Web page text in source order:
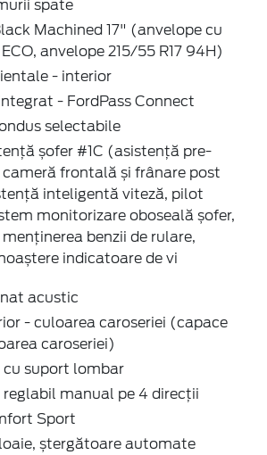
spate
Machined 17" (anvelope cu
anvelope 215/55 R17 94H)
- interior
- FordPass Connect
selectabile
șofer #1C (asistență pre-
frontală și frânare post
inteligentă viteză, pilot
monitorizare oboseală șofer,
benzii de rulare,
indicatoare de vi
acustic
- culoarea caroseriei (capace
caroseriei)
cu suport lombar
reglabil manual pe 4 direcții
Sport
ștergătoare automate